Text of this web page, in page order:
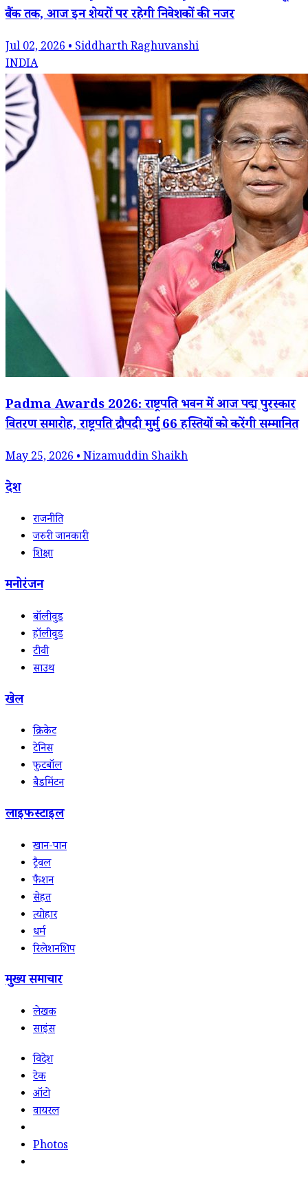
बैंक तक, आज इन शेयरों पर रहेगी निवेशकों की नजर
Jul 02, 2026 • Siddharth Raghuvanshi
INDIA
Padma Awards 2026: राष्ट्रपति भवन में आज पद्म पुरस्कार
वितरण समारोह, राष्ट्रपति द्रौपदी मुर्मु 66 हस्तियों को करेंगी सम्मानित
May 25, 2026 • Nizamuddin Shaikh
देश
राजनीति
जरुरी जानकारी
शिक्षा
मनोरंजन
बॉलीवुड
हॉलीवुड
टीवी
साउथ
खेल
क्रिकेट
टेनिस
फुटबॉल
बैडमिंटन
लाइफस्टाइल
खान-पान
ट्रैवल
फैशन
सेहत
त्योहार
धर्म
रिलेशनशिप
मुख्य समाचार
लेखक
साइंस
विदेश
टेक
ऑटो
वायरल
Photos